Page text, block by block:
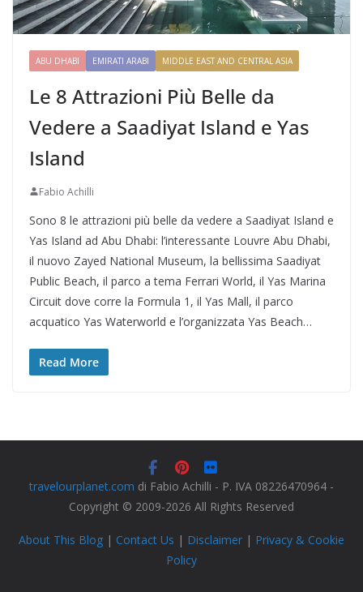
ABU DHABI EMIRATI ARABI MIDDLE EAST AND CENTRAL ASIA
Le 8 Attrazioni Più Belle da
Vedere a Saadiyat Island e Yas
Island
Fabio Achilli
Sono 8 le attrazioni più belle da vedere a Saadiyat Island e
Yas Island ad Abu Dhabi: l’interessante Louvre Abu Dhabi,
il nuovo Zayed National Museum, la bellissima Saadiyat
Public Beach, il parco a tema Ferrari World, il Yas Marina
Circuit dove corre la Formula 1, il Yas Mall, il parco
acquatico Yas Waterworld e l’organizzata Yas Beach…
Read More
travelourplanet.com di Fabio Achilli - P. IVA 08226470964 -
Copyright © 2009-2026 All Rights Reserved
About This Blog | Contact Us | Disclaimer | Privacy & Cookie
Policy